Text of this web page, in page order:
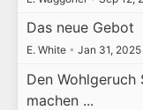
Das neue Gebot
E. White • Jan 31, 2025
Den
machen ...